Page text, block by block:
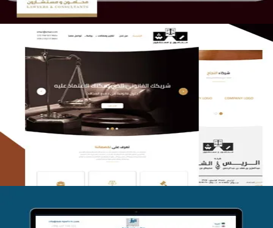
الريس والشعلان للمحاماة
التفاصيل